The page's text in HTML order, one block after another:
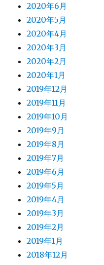
2020年6月
2020年5月
2020年4月
2020年3月
2020年2月
2020年1月
2019年12月
2019年11月
2019年10月
2019年9月
2019年8月
2019年7月
2019年6月
2019年5月
2019年4月
2019年3月
2019年2月
2019年1月
2018年12月